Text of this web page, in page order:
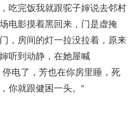
吃完饭我就跟驼子婶说去邻村
电影摸着黑回来，门是虚掩
，房间的灯一拉没拉着，原来
听到动静，在她屋喊
停电了，芳也在你房里睡，死
你就跟健困一头。”